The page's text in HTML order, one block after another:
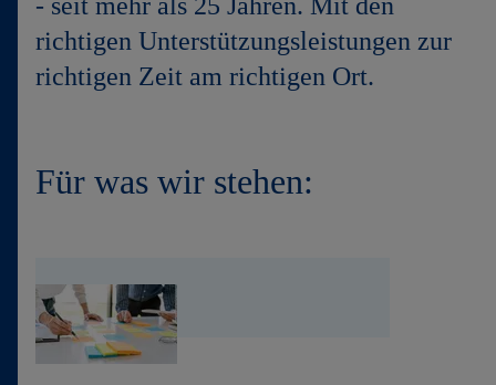
richtigen Unterstützungsleistungen zur
richtigen Zeit am richtigen Ort.
​Für was wir stehen: